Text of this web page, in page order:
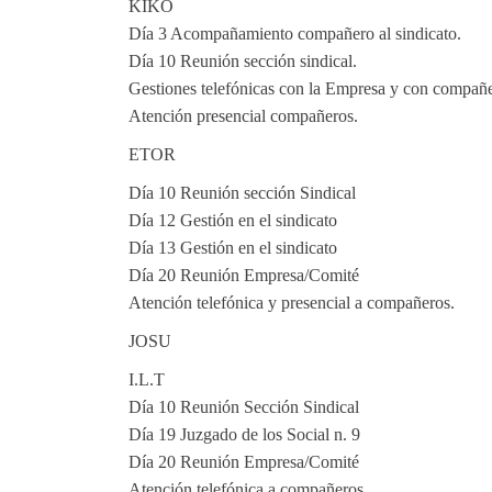
KIKO
Día 3 Acompañamiento compañero al sindicato.
Día 10 Reunión sección sindical.
Gestiones telefónicas con la Empresa y con
Atención presencial compañeros.
ETOR
Día 10 Reunión sección Sindical
Día 12 Gestión en el sindicato
Día 13 Gestión en el sindicato
Día 20 Reunión Empresa/Comité
Atención telefónica y presencial a compañeros.
JOSU
I.L.T
Día 10 Reunión Sección Sindical
Día 19 Juzgado de los Social n. 9
Día 20 Reunión Empresa/Comité